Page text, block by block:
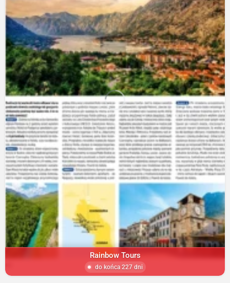
Rainbow Tours
do końca 227 dni